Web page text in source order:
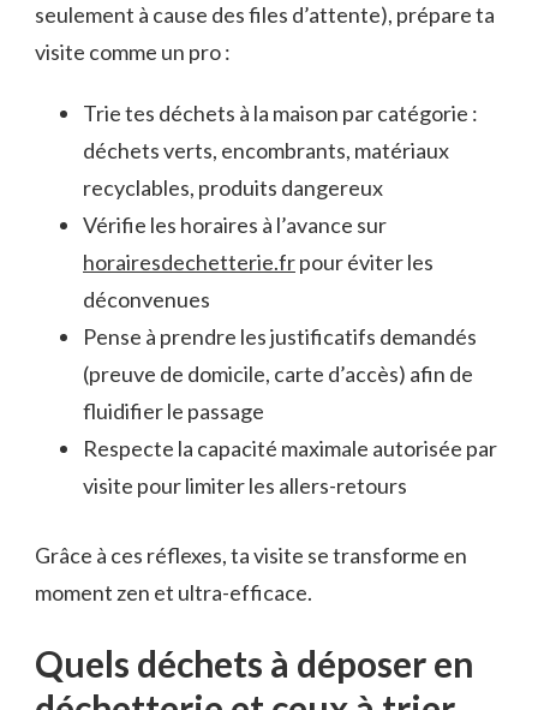
seulement à cause des files d’attente), prépare ta
visite comme un pro :
Trie tes déchets à la maison par catégorie :
déchets verts, encombrants, matériaux
recyclables, produits dangereux
Vérifie les horaires à l’avance sur
horairesdechetterie.frpour éviter les
déconvenues
Pense à prendre les justificatifs demandés
(preuve de domicile, carte d’accès) afin de
fluidifier le passage
Respecte la capacité maximale autorisée par
visite pour limiter les allers-retours
Grâce à ces réflexes, ta visite se transforme en
moment zen et ultra-efficace.
Quels déchets à déposer en